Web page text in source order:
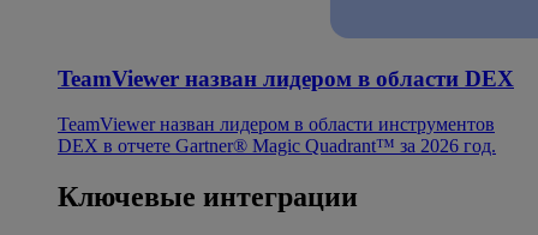
TeamViewer назван лидером в области DEX
TeamViewer назван лидером в области инструментов
DEX в отчете Gartner® Magic Quadrant™ за 2026 год.
Ключевые интеграции